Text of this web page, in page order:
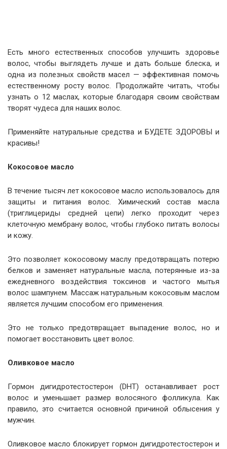
Есть много естественных способов улучшить здоровье
волос, чтобы выглядеть лучше и дать больше блеска, и
одна из полезных свойств масел — эффективная помочь
естественному росту волос. Продолжайте читать, чтобы
узнать о 12 маслах, которые благодаря своим свойствам
творят чудеса для наших волос.
Применяйте натуральные средства и БУДЕТЕ ЗДОРОВЫ и
красивы!
Кокосовое масло
В течение тысяч лет кокосовое масло использовалось для
защиты и питания волос. Химический состав масла
(триглицериды средней цепи) легко проходит через
клеточную мембрану волос, чтобы глубоко питать волосы
и кожу.
Это позволяет кокосовому маслу предотвращать потерю
белков и заменяет натуральные масла, потерянные из-за
ежедневного воздействия токсинов и частого мытья
волос шампунем. Массаж натуральным кокосовым маслом
является лучшим способом его применения.
Это не только предотвращает выпадение волос, но и
помогает восстановить цвет волос.
Оливковое масло
Гормон дигидротестостерон (DHT) останавливает рост
волос и уменьшает размер волосяного фолликула. Как
правило, это считается основной причиной облысения у
мужчин.
Оливковое масло блокирует гормон дигидротестостерон и